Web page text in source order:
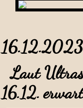
Laut
16.12.